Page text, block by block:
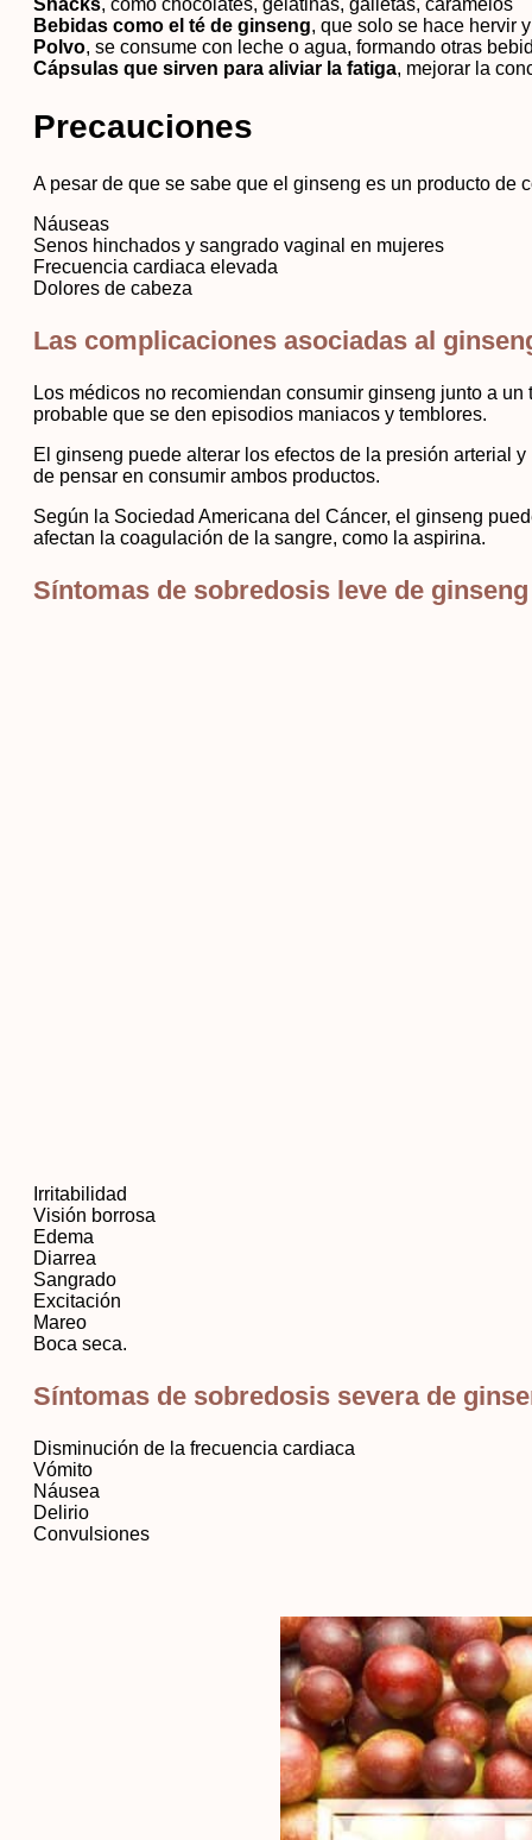
Snacks, como chocolates, gelatinas, galletas, caramelos
Bebidas como el té de ginseng, que solo se hace hervir
Polvo, se consume con leche o agua, formando otras
Cápsulas que sirven para aliviar la fatiga, mejorar la
Precauciones
A pesar de que se sabe que el ginseng es un producto
Náuseas
Senos hinchados y sangrado vaginal en mujeres
Frecuencia cardiaca elevada
Dolores de cabeza
Las complicaciones asociadas al
Los médicos no recomiendan consumir ginseng junto a
probable que se den episodios maniacos y temblores.
El ginseng puede alterar los efectos de la presión arterial
de pensar en consumir ambos productos.
Según la Sociedad Americana del Cáncer, el ginseng
afectan la coagulación de la sangre, como la aspirina.
Síntomas de sobredosis leve de ginseng
Irritabilidad
Visión borrosa
Edema
Diarrea
Sangrado
Excitación
Mareo
Boca seca.
Síntomas de sobredosis severa de
Disminución de la frecuencia cardiaca
Vómito
Náusea
Delirio
Convulsiones